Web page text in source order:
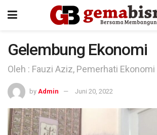
Gelembung Ekonomi
Oleh : Fauzi Aziz, Pemerhati
by Admin Juni 20, 2022